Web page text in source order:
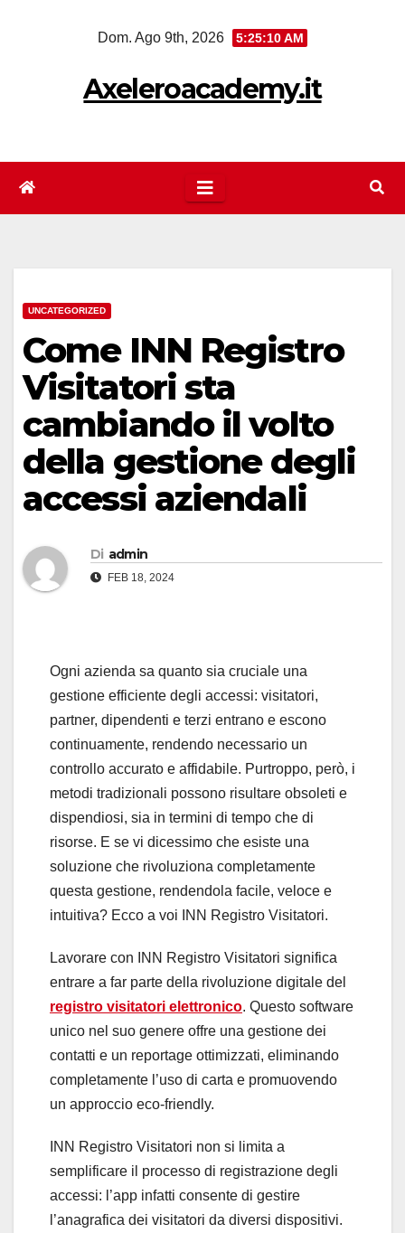
Dom. Ago 9th, 2026 5:25:10 AM
Axeleroacademy.it
UNCATEGORIZED
Come INN Registro
Visitatori sta
cambiando il volto
della gestione degli
accessi aziendali
Di admin
FEB 18, 2024
Ogni azienda sa quanto sia cruciale una
gestione efficiente degli accessi: visitatori,
partner, dipendenti e terzi entrano e escono
continuamente, rendendo necessario un
controllo accurato e affidabile. Purtroppo, però, i
metodi tradizionali possono risultare obsoleti e
dispendiosi, sia in termini di tempo che di
risorse. E se vi dicessimo che esiste una
soluzione che rivoluziona completamente
questa gestione, rendendola facile, veloce e
intuitiva? Ecco a voi INN Registro Visitatori.
Lavorare con INN Registro Visitatori significa
entrare a far parte della rivoluzione digitale del
registro visitatori elettronico. Questo software
unico nel suo genere offre una gestione dei
contatti e un reportage ottimizzati, eliminando
completamente l’uso di carta e promuovendo
un approccio eco-friendly.
INN Registro Visitatori non si limita a
semplificare il processo di registrazione degli
accessi: l’app infatti consente di gestire
l’anagrafica dei visitatori da diversi dispositivi.